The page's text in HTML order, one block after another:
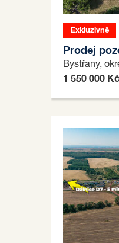
Exkluzivně
Prodej
Bystřany,
1 550 000 Kč